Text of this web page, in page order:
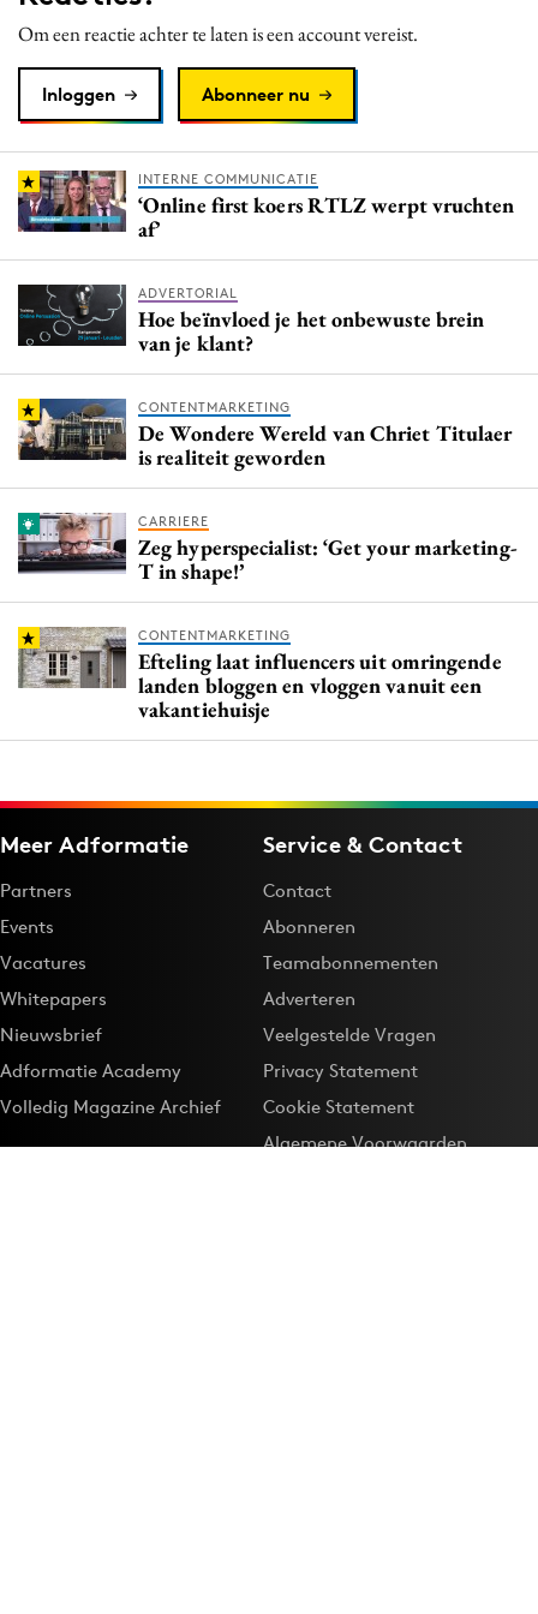
Media
Merkstrategie
Purpose Marketing
Reputatie & crisis
Om een reactie achter te laten is een account vereist.
Inloggen Abonneer nu
INTERNE COMMUNICATIE
‘Online first koers RTLZ werpt vruchten
af’
ADVERTORIAL
Hoe beïnvloed je het onbewuste brein
van je klant?
CONTENTMARKETING
De Wondere Wereld van Chriet Titulaer
is realiteit geworden
CARRIERE
Zeg hyperspecialist: ‘Get your marketing-
T in shape!’
CONTENTMARKETING
Efteling laat influencers uit omringende
landen bloggen en vloggen vanuit een
vakantiehuisje
Meer Adformatie
Partners
Events
Vacatures
Whitepapers
Nieuwsbrief
Adformatie Academy
Volledig Magazine Archief
Service & Contact
Contact
Abonneren
Teamabonnementen
Adverteren
Veelgestelde Vragen
Privacy Statement
Cookie Statement
Algemene Voorwaarden